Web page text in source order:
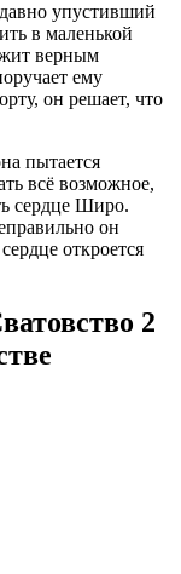
упустивший
в маленькой
верным
ему
он решает, что
пытается
всё возможное,
сердце Широ.
он
откроется
2